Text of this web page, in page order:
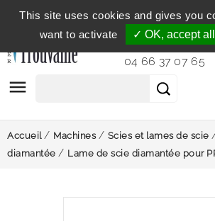
Service clientèle
du lundi au
de 14h à 18h...
04 66 37 07 65

Accueil Machines Scies et lames de scie
diamantée
Lame de scie diamantée pour
This site uses cookies and gives you
want to activate
✓ OK, accept all